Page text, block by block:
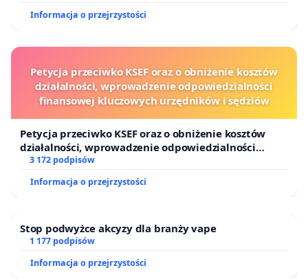
Informacja o przejrzystości
Petycja przeciwko KSEF oraz o obniżenie kosztów
działalności, wprowadzenie odpowiedzialności
finansowej kluczowych urzędników i sędziów
Petycja przeciwko KSEF oraz o obniżenie kosztów
działalności, wprowadzenie odpowiedzialności
finansowej kluczowych urzędników i sędziów
3 172 podpisów
Informacja o przejrzystości
Stop podwyżce akcyzy dla branży vape
1 177 podpisów
Informacja o przejrzystości